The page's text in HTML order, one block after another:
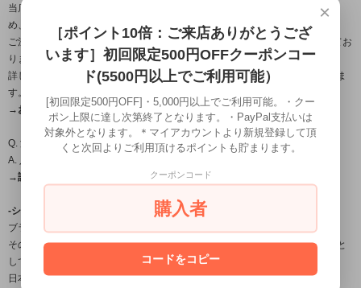
当店の作品はすべて職人が一点ずつ手作業で製作するフルハンドメイドのた
め、
ご注文・ご入金確認後から発送までは営業日約1週間～のお時間をいただいてお
ります。
詳しいお届け時期につきましては、ご注文確定後にメールにてご案内いたしま
す。
→お届け日目安についてはこちら←
Q. 温泉やプール、お風呂に入るときは外したほうがいいですか？
A. 入浴時の着用は避けて頂くことをおすすめします。
→詳しくはこちら（FAQ）←
-シルバーアクセサリーブランド「龍頭」について-
ブランド名の「龍頭」とは梵鐘の最上部にある鐘を吊るす留め金の名。
その良し悪しで鐘の風格さえも変えてしまう必要不可欠な大事な部分を由来と
しており、
日本古来から受け継がれている銀器の伝統技法を用いながら、
×
［ポイント10倍：ご来店ありがとうござ
います］初回限定500円OFFクーポンコー
ド(5500円以上でご利用可能）
[初回限定500円OFF]・5,000円以上でご利用可能。・クー
ポン上限に達し次第終了となります。・PayPal支払いは
対象外となります。＊マイアカウントより新規登録して頂
くと次回よりご利用頂けるポイントも貯まります。
クーポンコード
購入者
コードをコピー